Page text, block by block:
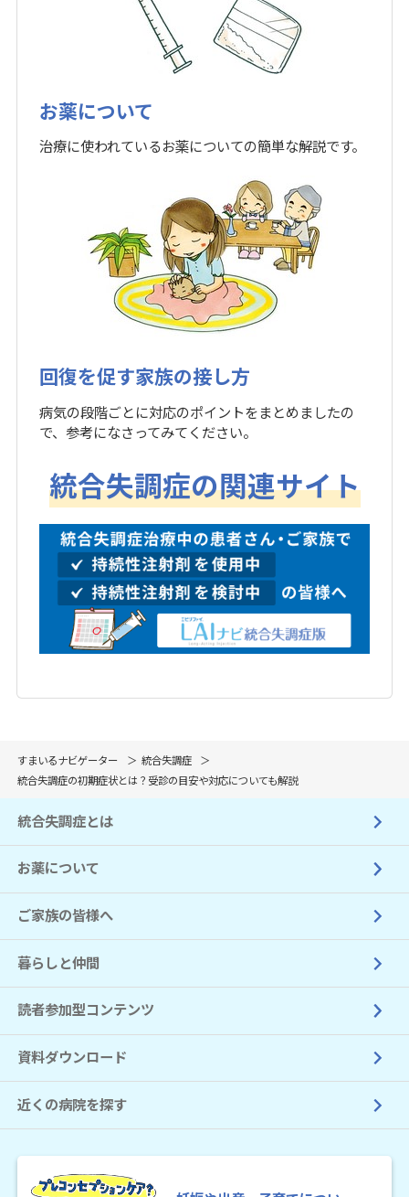
お薬について
治療に使われているお薬についての簡単な解説です。
回復を促す家族の接し方
病気の段階ごとに対応のポイントをまとめましたの
で、参考になさってみてください。
統合失調症の関連サイト
すまいるナビゲーター
統合失調症
統合失調症の初期症状とは？受診の目安や対応についても解説
統合失調症とは
お薬について
ご家族の皆様へ
暮らしと仲間
読者参加型コンテンツ
資料ダウンロード
近くの病院を探す